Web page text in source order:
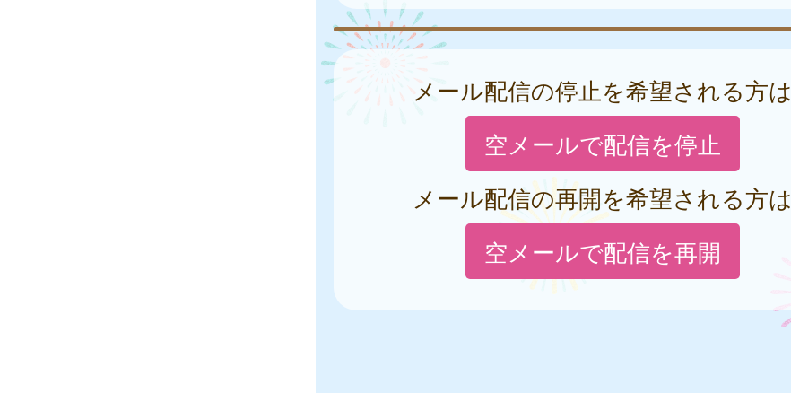
メール配信の停止を希望される方は
空メールで配信を停止
メール配信の再開を希望される方は
空メールで配信を再開